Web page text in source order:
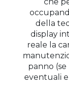
della
display
reale la
panno
eventuali